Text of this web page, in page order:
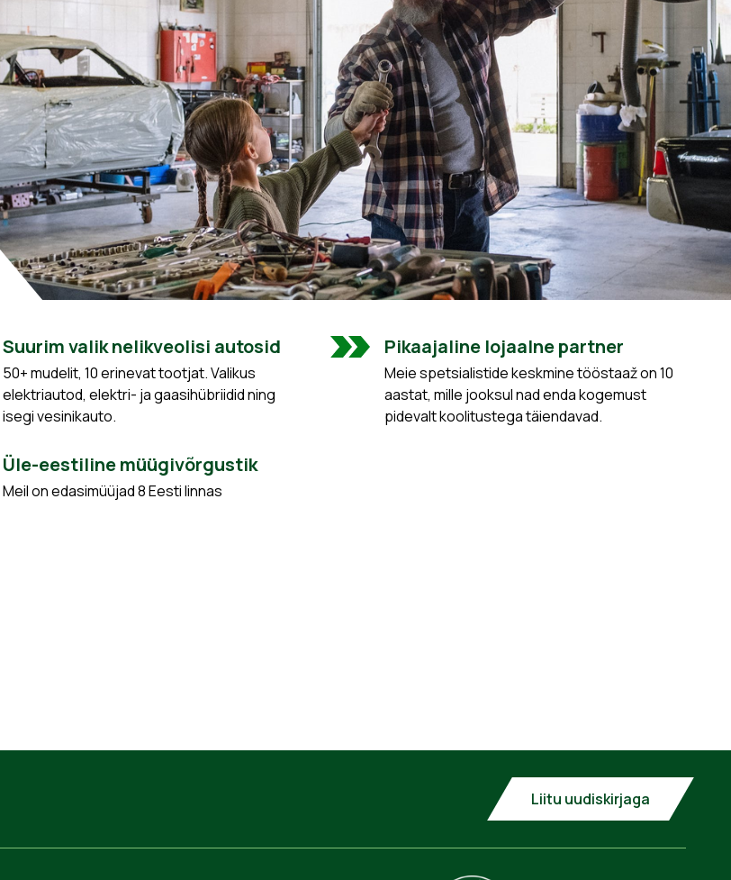
Suurim valik nelikveolisi autosid
50+ mudelit, 10 erinevat tootjat. Valikus
elektriautod, elektri- ja gaasihübriidid ning
isegi vesinikauto.
Pikaajaline lojaalne partner
Meie spetsialistide keskmine tööstaaž on 10
aastat, mille jooksul nad enda kogemust
pidevalt koolitustega täiendavad.
Üle-eestiline müügivõrgustik
Meil on edasimüüjad 8 Eesti linnas
Liitu uudiskirjaga